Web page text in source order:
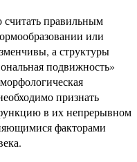
правильным
или
а структуры
подвижность»
признать
в их непрерывном
факторами